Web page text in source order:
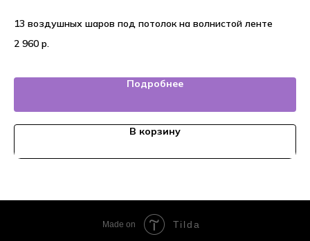
13 воздушных шаров под потолок на волнистой ленте
2 960 р.
Подробнее
В корзину
Made on Tilda